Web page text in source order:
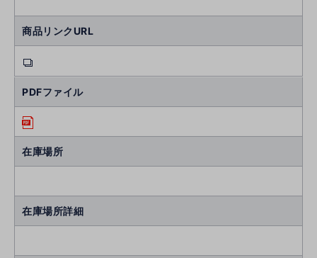
商品リンクURL
PDFファイル
在庫場所
在庫場所詳細